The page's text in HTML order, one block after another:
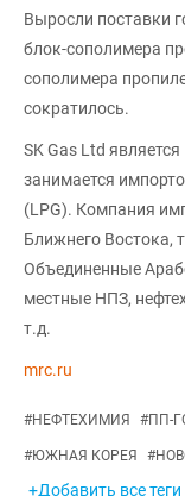
Выросли поставки
блок-сополимера
сополимера
сократилось.
SK Gas Ltd
занимается
(LPG). Компания
Ближнего Востока,
Объединенные
местные НПЗ,
т.д.
mrc.ru
#НЕФТЕХИМИЯ #ПП-
#ЮЖНАЯ КОРЕЯ #
+Добавить все